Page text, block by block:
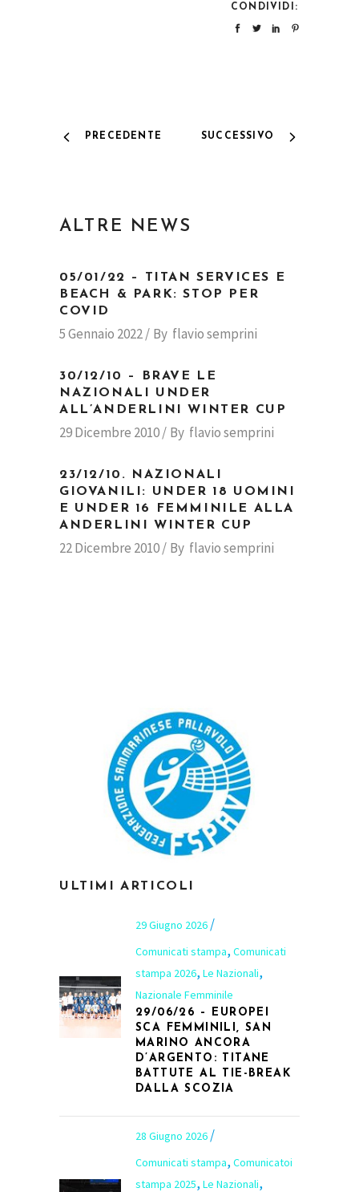
CONDIVIDI:
PRECEDENTE SUCCESSIVO
ALTRE NEWS
05/01/22 – TITAN SERVICES E
BEACH & PARK: STOP PER
COVID
5 Gennaio 2022 By flavio semprini
30/12/10 – BRAVE LE
NAZIONALI UNDER
ALL’ANDERLINI WINTER CUP
29 Dicembre 2010 By flavio semprini
23/12/10. NAZIONALI
GIOVANILI: UNDER 18 UOMINI
E UNDER 16 FEMMINILE ALLA
ANDERLINI WINTER CUP
22 Dicembre 2010 By flavio semprini
ULTIMI ARTICOLI
29 Giugno 2026
Comunicati stampa, Comunicati
stampa 2026, Le Nazionali,
Nazionale Femminile
29/06/26 – EUROPEI
SCA FEMMINILI, SAN
MARINO ANCORA
D’ARGENTO: TITANE
BATTUTE AL TIE-BREAK
DALLA SCOZIA
28 Giugno 2026
Comunicati stampa, Comunicatoi
stampa 2025, Le Nazionali,